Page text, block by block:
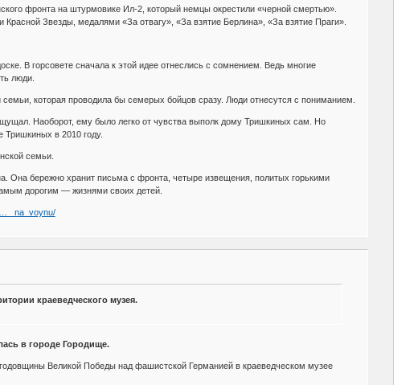
фронта на штурмовике Ил-2, который немцы окрестили «черной смертью».
Звезды, медалями «За отвагу», «За взятие Берлина», «За взятие Праги».
В горсовете сначала к этой идее отнеслись с сомнением. Ведь многие
люди.
которая проводила бы семерых бойцов сразу. Люди отнесутся с пониманием.
Наоборот, ему было легко от чувства выполк дому Тришкиных сам. Но
Тришкиных в 2010 году.
семьи.
Она бережно хранит письма с фронта, четыре извещения, политых горькими
дорогим — жизнями своих детей.
_na_voynu/
краеведческого музея.
в городе Городище.
Великой Победы над фашистской Германией в краеведческом музее